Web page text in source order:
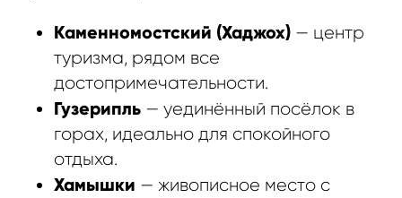
Каменномостский (Хаджох) — центр
туризма, рядом все
достопримечательности.
Гузерипль — уединённый посёлок в
горах, идеально для спокойного
отдыха.
Хамышки — живописное место с